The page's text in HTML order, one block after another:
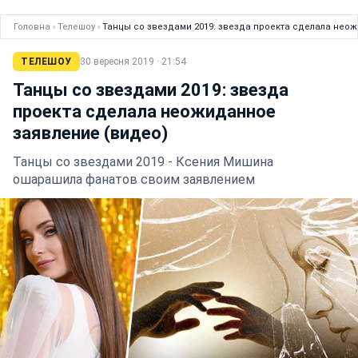
Головна › Телешоу › Танцы со звездами 2019: звезда проекта сделала
ТЕЛЕШОУ 30 вересня 2019 · 21:54
Танцы со звездами 2019: звезда
проекта сделала неожиданное
заявление (видео)
Танцы со звездами 2019 - Ксения Мишина
ошарашила фанатов своим заявлением